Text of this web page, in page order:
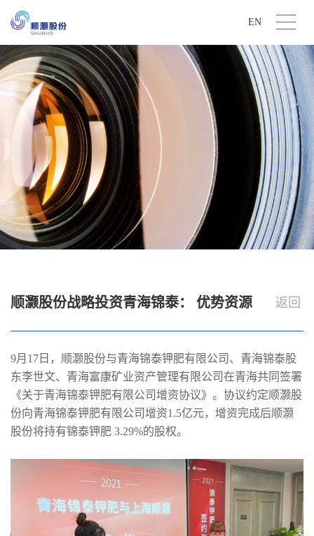
EN
顺灏股份战略投资青海锦泰： 优势资源
返回
9月17日，顺灏股份与青海锦泰钾肥有限公司、青海锦泰股
东李世文、青海富康矿业资产管理有限公司在青海共同签署
《关于青海锦泰钾肥有限公司增资协议》。协议约定顺灏股
份向青海锦泰钾肥有限公司增资1.5亿元，增资完成后顺灏
股份将持有锦泰钾肥 3.29%的股权。